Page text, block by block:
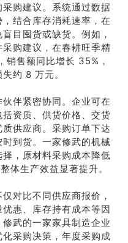
购建议。系统通过数据
结合库存消耗速率，在
目囤货或缺货。例如，
购建议，在春耕旺季精
销售额同比增长 35%，
约 8 万元。
伴紧密协同。企业可在
资质、供货价格、交货
供应商。采购订单下达
到货。一家修武的机械
，原材料采购成本降低
体生产效益显著提升。
对比不同供应商报价，
惠、库存持有成本等因
武的一家家具制造企业
采购决策，年度采购成